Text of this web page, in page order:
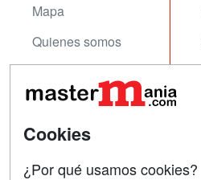
Mapa
Quienes somos
Acceso Usuarios
Acceso Centros
Cookies
¿Por qué usamos cookies?